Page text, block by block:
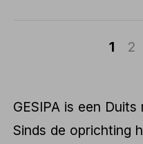
1 2
GESIPA is een
Sinds de oprichting